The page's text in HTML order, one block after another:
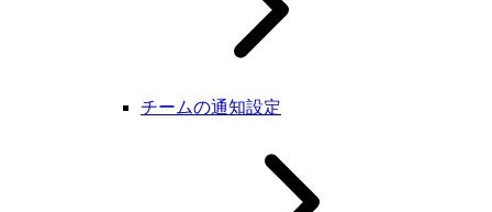
チームの通知設定